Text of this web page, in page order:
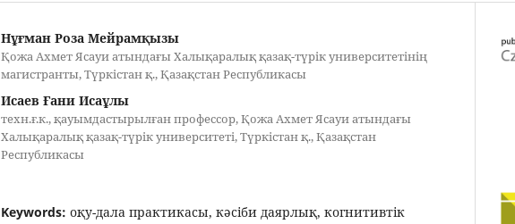
Нұғман Роза Мейрамқызы
Қожа Ахмет Ясауи атындағы Халықаралық қазақ-түрік университетінің
магистранты, Түркістан қ., Қазақстан Республикасы
Исаев Ғани Исаұлы
техн.ғ.к., қауымдастырылған профессор, Қожа Ахмет Ясауи атындағы
Халықаралық қазақ-түрік университеті, Түркістан қ., Қазақстан
Республикасы
Keywords: оқу-дала практикасы, кәсіби даярлық, когнитивтік